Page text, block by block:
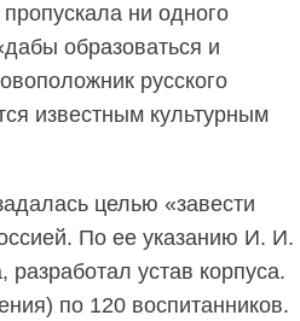
ни одного
образоваться и
русского
известным культурным
целью «завести
По ее указанию И. И.
устав корпуса.
по 120 воспитанников.